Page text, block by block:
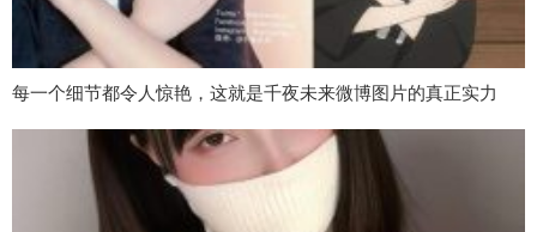
每一个细节都令人惊艳，这就是千夜未来微博图片的真正实力